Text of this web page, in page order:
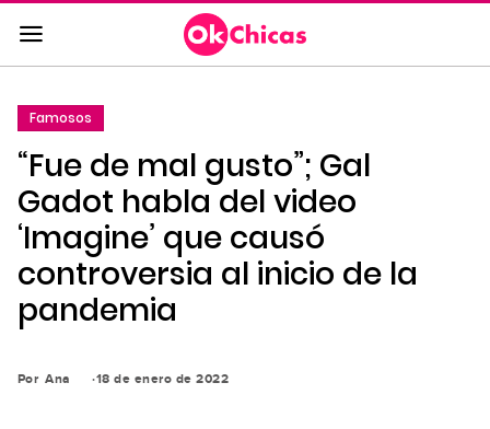
Saltar
al
contenido
la
navegación
principal
Famosos
“Fue de mal gusto”; Gal
Gadot habla del video
‘Imagine’ que causó
controversia al inicio de la
pandemia
Por Ana 18 de enero de 2022